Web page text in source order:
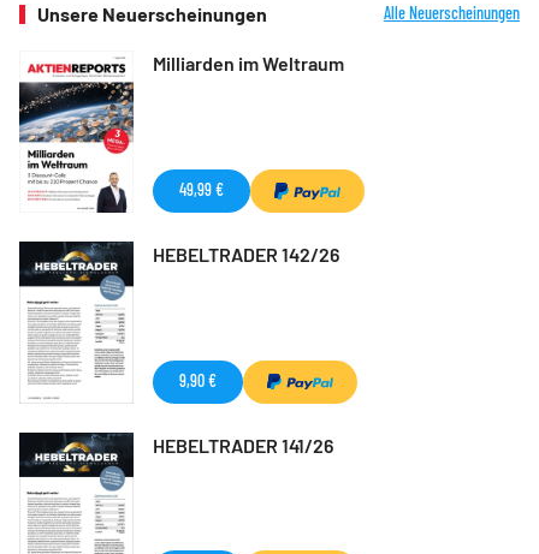
Unsere Neuerscheinungen Alle Neuerscheinungen
Milliarden im Weltraum
49,99 €
HEBELTRADER 142/26
9,90 €
HEBELTRADER 141/26